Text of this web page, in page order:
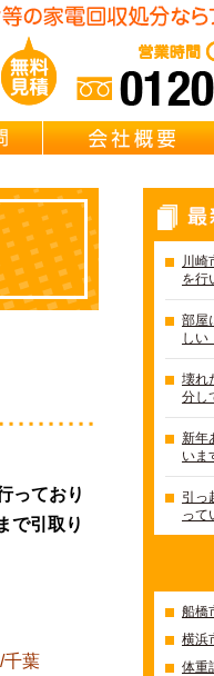
し片付け・遺品整理・リ
よくある質問
っており
で引取り
千葉
川崎
を行
部屋
しい
壊れ
分し
新年
いま
引っ
って
船橋
横浜
体重